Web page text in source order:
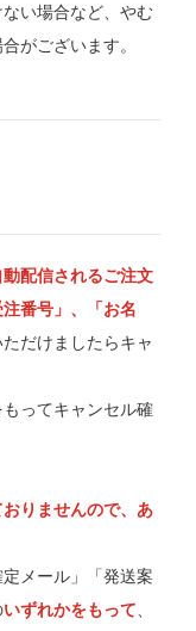
い場合など、やむ
がございます。
配信されるご注文
注番号」、「お名
だけましたらキャ
ってキャンセル確
りませんので、あ
メール」「発送案
いずれかをもって